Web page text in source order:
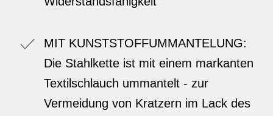
MIT KUNSTSTOFFUMMANTELUNG:
Die Stahlkette ist mit einem markanten
Textilschlauch ummantelt - zur
Vermeidung von Kratzern im Lack des